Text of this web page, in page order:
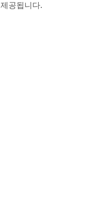
공됩니다.